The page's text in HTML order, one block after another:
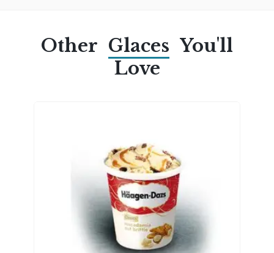
Other Glaces You'll
Love